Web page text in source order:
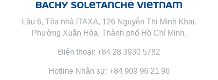
Lầu 6, Tòa nhà ITAXA, 126 Nguyễn Thị Minh Khai,
Phường Xuân Hòa, Thành phố Hồ Chí Minh.
Điện thoại: +84 28 3930 5782
Hotline Nhân sự: +84 909 96 21 96